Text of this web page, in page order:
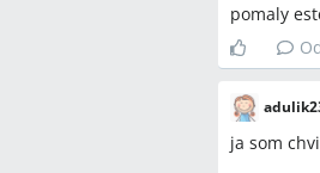
Senec,
Orava,
školského
pomaly
ja som